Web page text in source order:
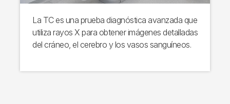
La TC es una prueba diagnóstica avanzada que
utiliza rayos X para obtener imágenes detalladas
del cráneo, el cerebro y los vasos sanguíneos.